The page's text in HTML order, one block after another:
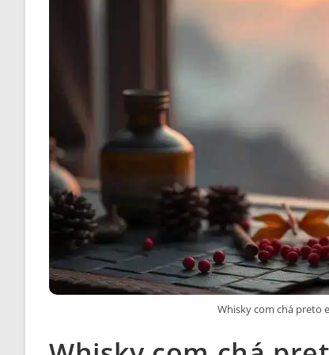
Whisky com chá preto